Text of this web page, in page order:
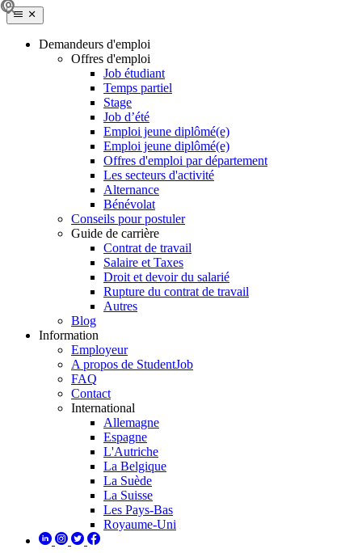
Demandeurs d'emploi
Offres d'emploi
Job étudiant
Temps partiel
Stage
Job d’été
Emploi jeune diplômé(e)
Emploi jeune diplômé(e)
Offres d'emploi par département
Les secteurs d'activité
Alternance
Bénévolat
Conseils pour postuler
Guide de carrière
Contrat de travail
Salaire et Taxes
Droit et devoir du salarié
Rupture du contrat de travail
Autres
Blog
Information
Employeur
A propos de StudentJob
FAQ
Contact
International
Allemagne
Espagne
L'Autriche
La Belgique
La Suède
La Suisse
Les Pays-Bas
Royaume-Uni